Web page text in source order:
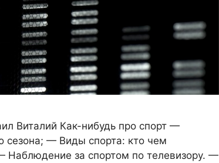
Виталий Как-нибудь про спорт —
сезона; — Виды спорта: кто чем
Наблюдение за спортом по телевизору. —